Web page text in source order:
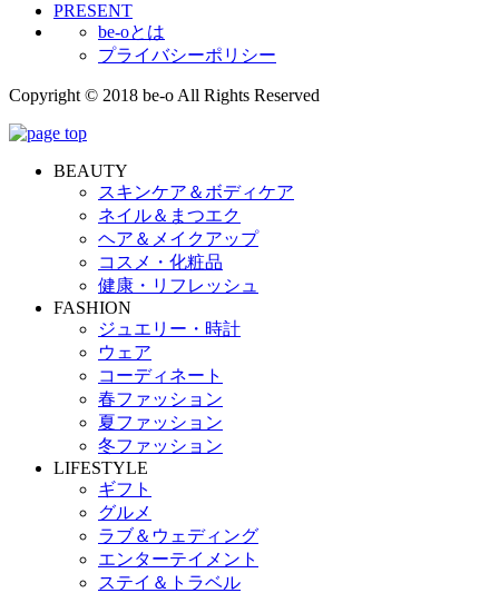
PRESENT
be-oとは
プライバシーポリシー
Copyright © 2018 be-o All Rights Reserved
BEAUTY
スキンケア＆ボディケア
ネイル＆まつエク
ヘア＆メイクアップ
コスメ・化粧品
健康・リフレッシュ
FASHION
ジュエリー・時計
ウェア
コーディネート
春ファッション
夏ファッション
冬ファッション
LIFESTYLE
ギフト
グルメ
ラブ＆ウェディング
エンターテイメント
ステイ＆トラベル